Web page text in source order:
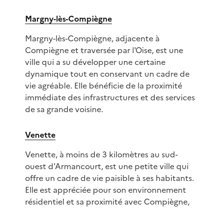
Margny-lès-Compiègne
Margny-lès-Compiègne, adjacente à
Compiègne et traversée par l'Oise, est une
ville qui a su développer une certaine
dynamique tout en conservant un cadre de
vie agréable. Elle bénéficie de la proximité
immédiate des infrastructures et des services
de sa grande voisine.
Venette
Venette, à moins de 3 kilomètres au sud-
ouest d'Armancourt, est une petite ville qui
offre un cadre de vie paisible à ses habitants.
Elle est appréciée pour son environnement
résidentiel et sa proximité avec Compiègne,